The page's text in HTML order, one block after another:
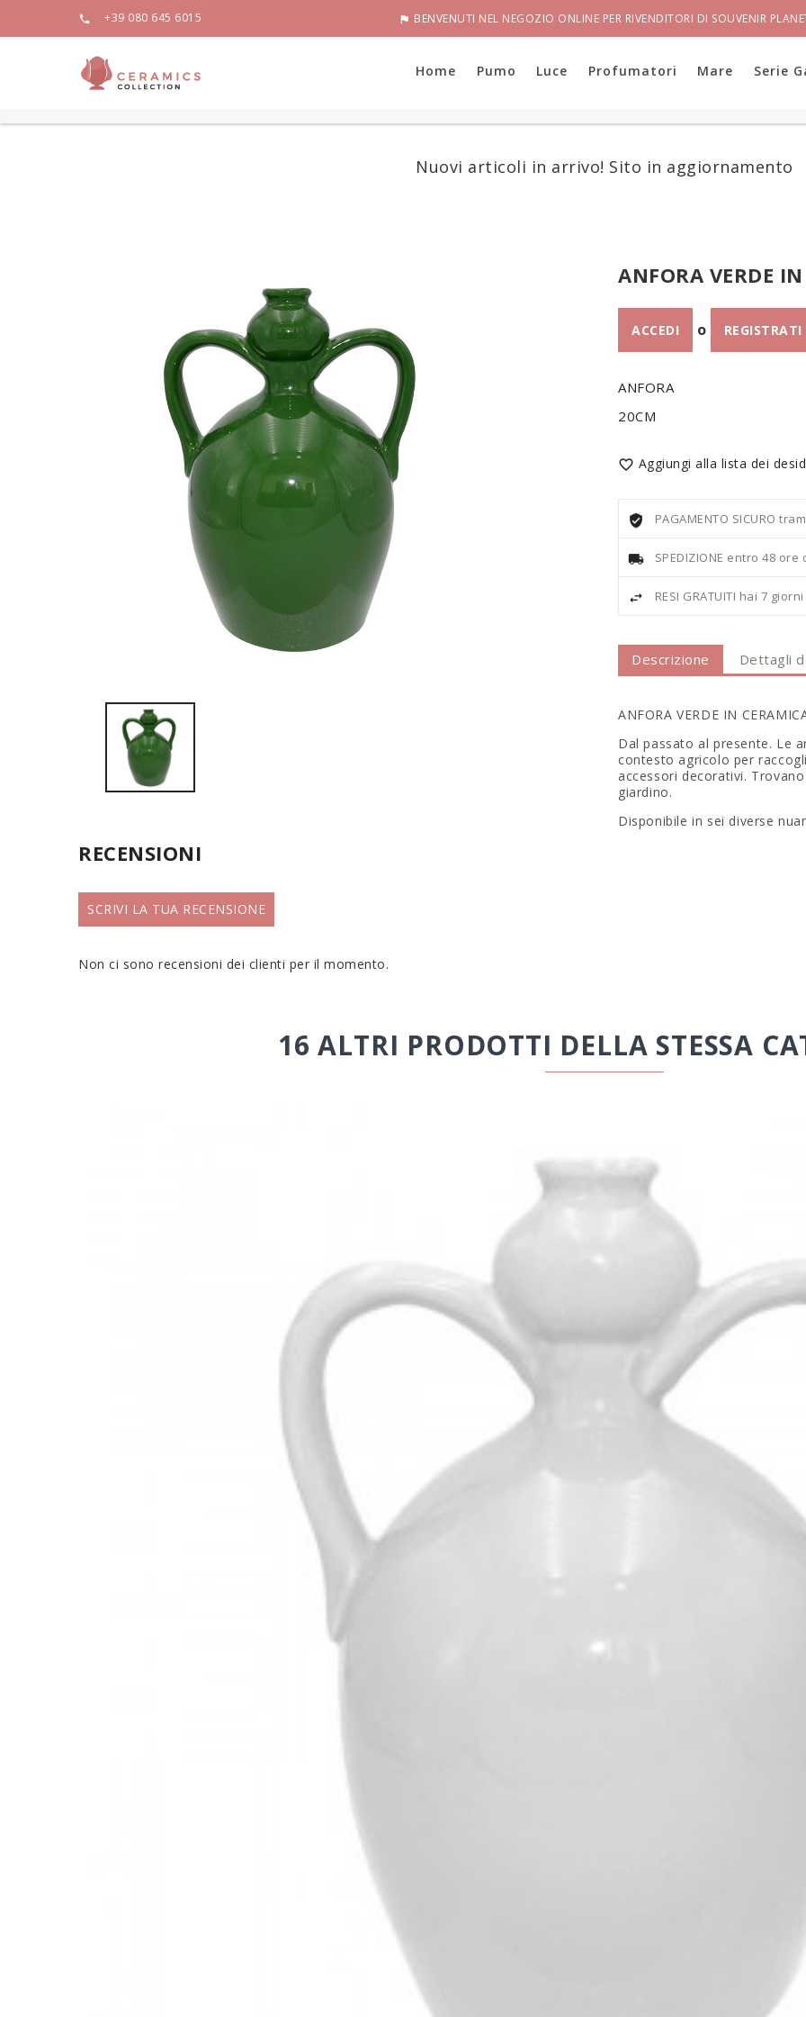
 +39 080 645 6015  BENVENUTI NEL NEGOZIO ONLINE PER RIVENDITORI DI SOUVENIR
Home Pumo Luce Profumatori Mare Serie
Nuovi articoli in arrivo! Sito in aggiornamento
ANFORA VERDE
ACCEDI o REGISTRATI
ANFORA
20CM
 Aggiungi alla lista dei
PAGAMENTO SICURO
SPEDIZIONE entro 48
RESI GRATUITI hai 7
Descrizione Dettagli
ANFORA VERDE IN
Dal passato al presente. Le
contesto agricolo per
accessori decorativi.
giardino.
Disponibile in sei diverse
RECENSIONI
SCRIVI LA TUA RECENSIONE
Non ci sono recensioni dei clienti per il momento.
16 ALTRI PRODOTTI DELLA STESSA